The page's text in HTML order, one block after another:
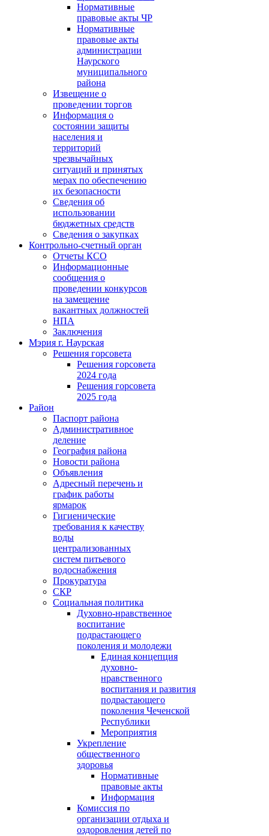
Нормативные
правовые акты ЧР
Нормативные
правовые акты
администрации
Наурского
муниципального
района
Извещение о
проведении торгов
Информация о
состоянии защиты
населения и
территорий
чрезвычайных
ситуаций и принятых
мерах по обеспечению
их безопасности
Сведения об
использовании
бюджетных средств
Сведения о закупках
Контрольно-счетный орган
Отчеты КСО
Информационные
сообщения о
проведении конкурсов
на замещение
вакантных должностей
НПА
Заключения
Мэрия г. Наурская
Решения горсовета
Решения горсовета
2024 года
Решения горсовета
2025 года
Район
Паспорт района
Административное
деление
География района
Новости района
Объявления
Адресный перечень и
график работы
ярмарок
Гигиенические
требования к качеству
воды
централизованных
систем питьевого
водоснабжения
Прокуратура
СКР
Социальная политика
Духовно-нравственное
воспитание
подрастающего
поколения и молодежи
Единая концепция
духовно-
нравственного
воспитания и развития
подрастающего
поколения Чеченской
Республики
Мероприятия
Укрепление
общественного
здоровья
Нормативные
правовые акты
Информация
Комиссия по
организации отдыха и
оздоровления детей по